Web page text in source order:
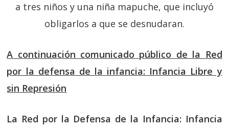
a tres niños y una niña mapuche, que incluyó
obligarlos a que se desnudaran.
A continuación comunicado público de la Red
por la defensa de la infancia: Infancia Libre y
sin Represión
La Red por la Defensa de la Infancia: Infancia